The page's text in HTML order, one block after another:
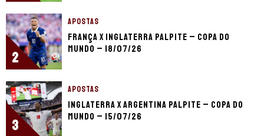
2
APOSTAS
França x Inglaterra palpite – Copa do
Mundo – 18/07/26
3
APOSTAS
Inglaterra x Argentina palpite – Copa do
Mundo – 15/07/26